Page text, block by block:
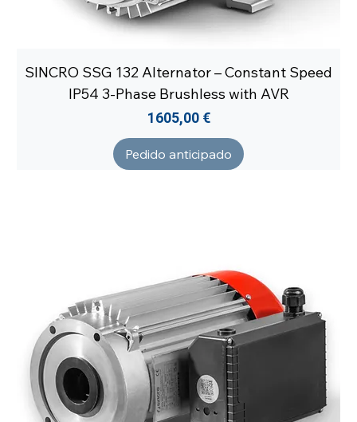
SINCRO SSG 132 Alternator – Constant Speed
IP54 3-Phase Brushless with AVR
Precio
1605,00 €
Pedido anticipado